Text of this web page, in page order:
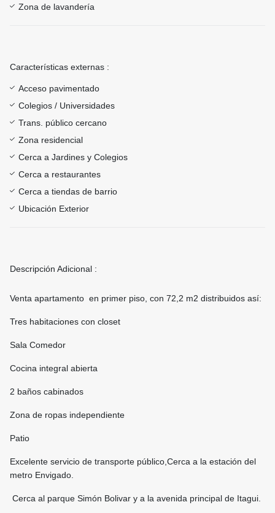
Zona de lavandería
Características externas :
Acceso pavimentado
Colegios / Universidades
Trans. público cercano
Zona residencial
Cerca a Jardines y Colegios
Cerca a restaurantes
Cerca a tiendas de barrio
Ubicación Exterior
Descripción Adicional :
Venta apartamento en primer piso, con 72,2 m2 distribuidos así:
Tres habitaciones con closet
Sala Comedor
Cocina integral abierta
2 baños cabinados
Zona de ropas independiente
Patio
Excelente servicio de transporte público,Cerca a la estación del
metro Envigado.
Cerca al parque Simón Bolivar y a la avenida principal de Itagui.